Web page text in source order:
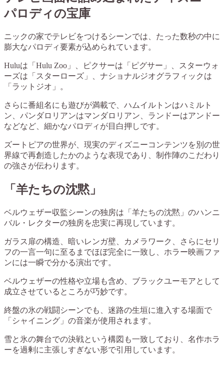
パロディの宝庫
ニックの家でテレビをつけるシーンでは、たった数秒の中に
膨大なパロディ要素が込められています。
Huluは「Hulu Zoo」、ピクサーは「ピグサー」、スターウォ
ーズは「スターローズ」、ナショナルジオグラフィックは
「ラットジオ」。
さらに番組名にも遊びが満載で、ハムイルトンはハミルト
ン、パンダロリアンはマンダロリアン、ランドーはアンドー
などなど、細かなパロディが目白押しです。
ズートピアの世界が、現実のディズニーコンテンツを別の世
界線で再創造したかのような表現であり、制作陣のこだわり
の強さが伝わります。
「羊たちの沈黙」
ベルウェザー収監シーンの独房は「羊たちの沈黙」のハンニ
バル・レクターの独房を忠実に再現しています。
ガラス扉の構造、暗いレンガ壁、カメラワーク、さらにセリ
フの一言一句に至るまでほぼ完全に一致し、ホラー映画ファ
ンには一瞬で分かる演出です。
ベルウェザーの性格や立場も含め、ブラックユーモアとして
成立させているところが巧妙です。
終盤の氷の戦闘シーンでも、迷路の生垣に進入する場面で
「シャイニング」の音楽が使用されます。
雪と氷の舞台での決戦という構図も一致しており、名作ホラ
ーを過剰に主張しすぎない形で引用しています。